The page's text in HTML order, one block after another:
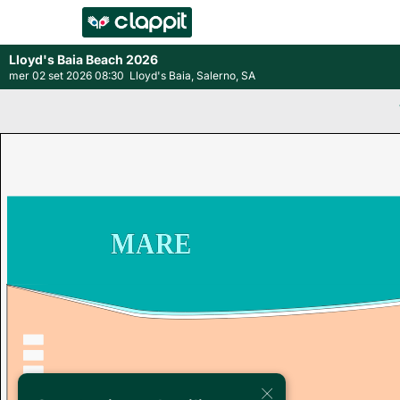
Lloyd's Baia Beach 2026
mer 02 set 2026 08:30 Lloyd's Baia, Salerno, SA
MARE
×